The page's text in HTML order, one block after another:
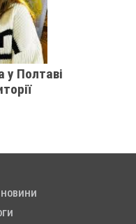
у Полтаві
НОВИНИ